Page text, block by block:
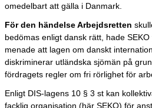
omedelbart att gälla i Danmark.
För den händelse Arbejdsretten
bedömas enligt dansk rätt, hade
menade att lagen om danskt
diskriminerar utländska sjömän på
fördragets regler om fri rörlighet för
Enligt DIS-lagens 10 § 3 st kan
facklig organisation (här SEKO) för